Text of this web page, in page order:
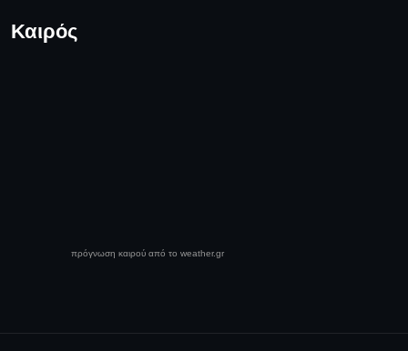
Καιρός
πρόγνωση καιρού από το weather.gr